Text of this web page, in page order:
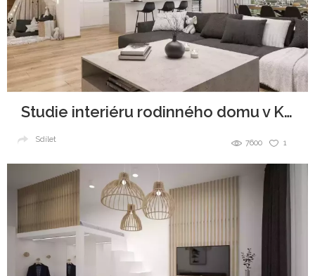
Studie interiéru rodinného domu v Kunovicích
1
7600
Sdílet